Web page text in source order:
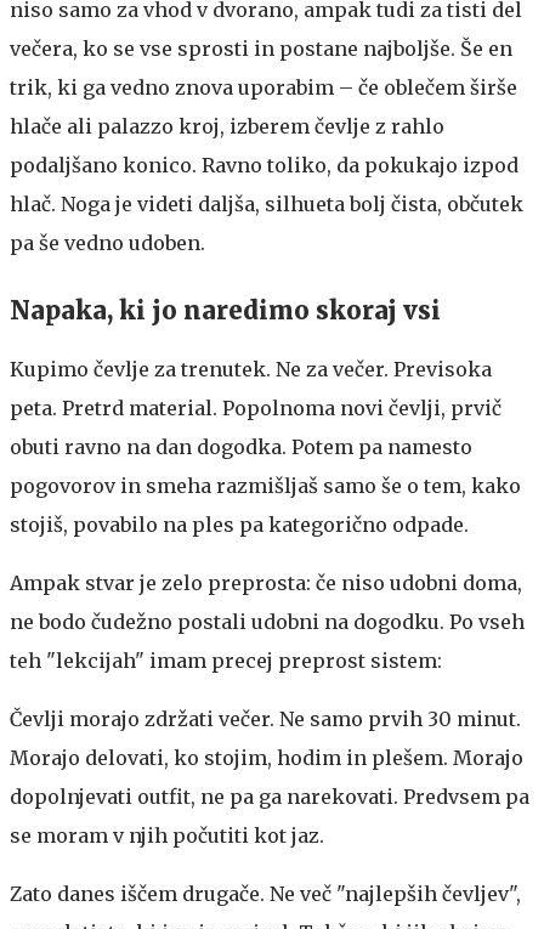
niso samo za vhod v dvorano, ampak tudi za tisti del
večera, ko se vse sprosti in postane najboljše. Še en
trik, ki ga vedno znova uporabim – če oblečem širše
hlače ali palazzo kroj, izberem čevlje z rahlo
podaljšano konico. Ravno toliko, da pokukajo izpod
hlač. Noga je videti daljša, silhueta bolj čista, občutek
pa še vedno udoben.
Napaka, ki jo naredimo skoraj vsi
Kupimo čevlje za trenutek. Ne za večer. Previsoka
peta. Pretrd material. Popolnoma novi čevlji, prvič
obuti ravno na dan dogodka. Potem pa namesto
pogovorov in smeha razmišljaš samo še o tem, kako
stojiš, povabilo na ples pa kategorično odpade.
Ampak stvar je zelo preprosta: če niso udobni doma,
ne bodo čudežno postali udobni na dogodku. Po vseh
teh "lekcijah" imam precej preprost sistem:
Čevlji morajo zdržati večer. Ne samo prvih 30 minut.
Morajo delovati, ko stojim, hodim in plešem. Morajo
dopolnjevati outfit, ne pa ga narekovati. Predvsem pa
se moram v njih počutiti kot jaz.
Zato danes iščem drugače. Ne več "najlepših čevljev",